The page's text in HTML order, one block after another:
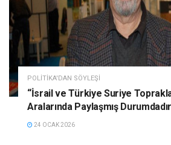
POLITIKA'DAN SÖYLEŞI
“İsrail ve Türkiye Suriye
Aralarında Paylaşmış
24 OCAK 2026